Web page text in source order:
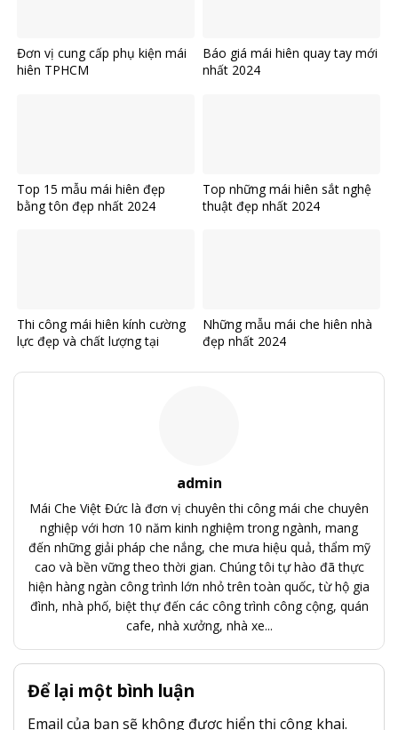
Đơn vị cung cấp phụ kiện mái
hiên TPHCM
Báo giá mái hiên quay tay mới
nhất 2024
Top 15 mẫu mái hiên đẹp
bằng tôn đẹp nhất 2024
Top những mái hiên sắt nghệ
thuật đẹp nhất 2024
Thi công mái hiên kính cường
lực đẹp và chất lượng tại
Những mẫu mái che hiên nhà
đẹp nhất 2024
admin
Mái Che Việt Đức là đơn vị chuyên thi công mái che chuyên
nghiệp với hơn 10 năm kinh nghiệm trong ngành, mang
đến những giải pháp che nắng, che mưa hiệu quả, thẩm mỹ
cao và bền vững theo thời gian. Chúng tôi tự hào đã thực
hiện hàng ngàn công trình lớn nhỏ trên toàn quốc, từ hộ gia
đình, nhà phố, biệt thự đến các công trình công cộng, quán
cafe, nhà xưởng, nhà xe...
Để lại một bình luận
Email của bạn sẽ không được hiển thị công khai.